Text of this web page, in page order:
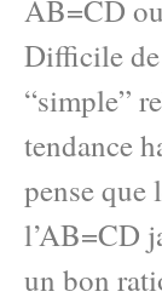
AB=CD
Difficile de
“simple”
tendance
pense que
l’AB=CD
un bon